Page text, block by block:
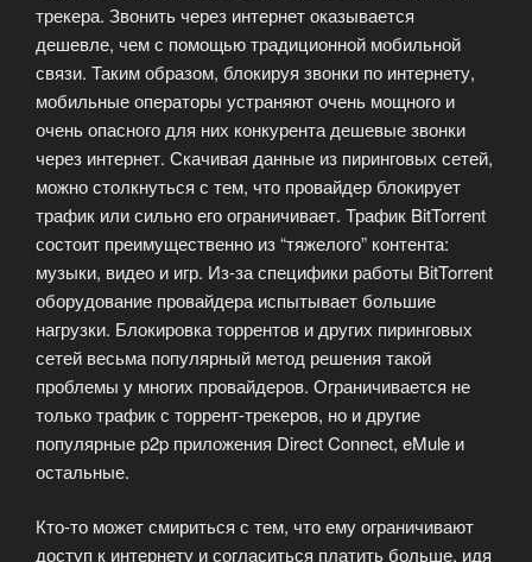
трекера. Звонить через интернет оказывается
дешевле, чем с помощью традиционной мобильной
связи. Таким образом, блокируя звонки по интернету,
мобильные операторы устраняют очень мощного и
очень опасного для них конкурента дешевые звонки
через интернет. Скачивая данные из пиринговых сетей,
можно столкнуться с тем, что провайдер блокирует
трафик или сильно его ограничивает. Трафик BitTorrent
состоит преимущественно из “тяжелого” контента:
музыки, видео и игр. Из-за специфики работы BitTorrent
оборудование провайдера испытывает большие
нагрузки. Блокировка торрентов и других пиринговых
сетей весьма популярный метод решения такой
проблемы у многих провайдеров. Ограничивается не
только трафик с торрент-трекеров, но и другие
популярные p2p приложения Direct Connect, eMule и
остальные.
Кто-то может смириться с тем, что ему ограничивают
доступ к интернету и согласиться платить больше, идя